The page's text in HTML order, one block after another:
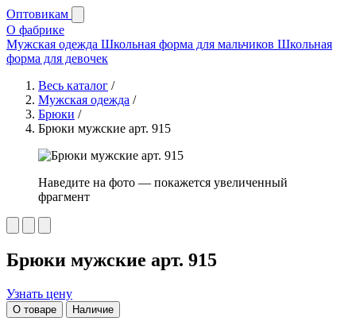
Оптовикам
О фабрике
Мужская одежда Школьная форма для мальчиков Школьная
форма для девочек
Весь каталог /
Мужская одежда /
Брюки /
Брюки мужские арт. 915
Наведите на фото — покажется увеличенный
фрагмент
Брюки мужские арт. 915
Узнать цену
О товаре Наличие